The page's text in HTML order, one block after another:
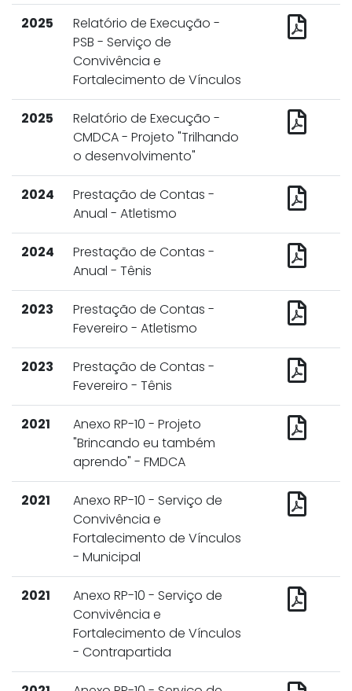
2025
Relatório de Execução -
PSB - Serviço de
Convivência e
Fortalecimento de Vínculos
2025
Relatório de Execução -
CMDCA - Projeto "Trilhando
o desenvolvimento"
2024
Prestação de Contas -
Anual - Atletismo
2024
Prestação de Contas -
Anual - Tênis
2023
Prestação de Contas -
Fevereiro - Atletismo
2023
Prestação de Contas -
Fevereiro - Tênis
2021
Anexo RP-10 - Projeto
"Brincando eu também
aprendo" - FMDCA
2021
Anexo RP-10 - Serviço de
Convivência e
Fortalecimento de Vínculos
- Municipal
2021
Anexo RP-10 - Serviço de
Convivência e
Fortalecimento de Vínculos
- Contrapartida